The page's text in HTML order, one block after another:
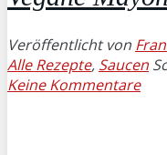
Veröffentlicht von
Alle Rezepte, Saucen
Keine Kommentare